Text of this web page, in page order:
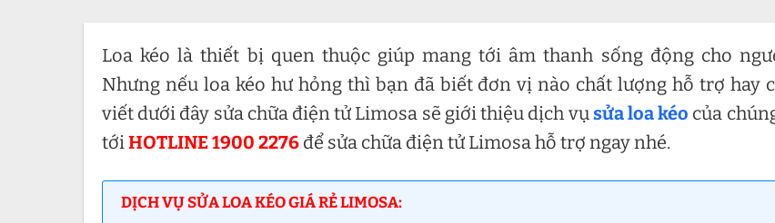
Loa kéo là thiết bị quen thuộc giúp mang tới âm thanh sống động cho
Nhưng nếu loa kéo hư hỏng thì bạn đã biết đơn vị nào chất lượng hỗ trợ hay
viết dưới đây sửa chữa điện tử Limosa sẽ giới thiệu dịch vụsửa loa kéo của
tớiHOTLINE 1900 2276 để sửa chữa điện tử Limosa hỗ trợ ngay nhé.
DỊCH VỤ SỬA LOA KÉO GIÁ RẺ LIMOSA: